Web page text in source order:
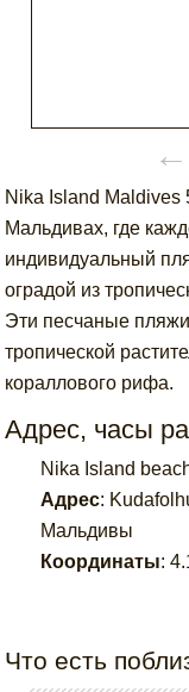
←
Nika Island
Мальдивах, где
индивидуальный
оградой из
Эти песчаные
тропической
кораллового рифа.
Адрес, часы
Nika Island
Адрес:
Мальдивы
Координаты:
Что есть